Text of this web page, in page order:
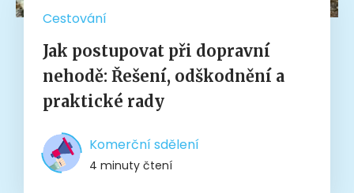
Cestování
Jak postupovat při dopravní
nehodě: Řešení, odškodnění a
praktické rady
Komerční sdělení
4 minuty čtení